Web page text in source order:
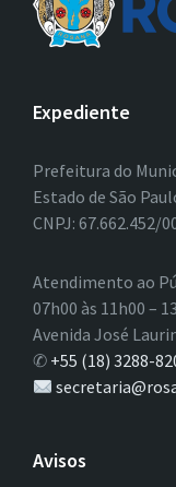
Expediente
Prefeitura do
Estado de São
CNPJ: 67.662.452/
Atendimento ao
07h00 às 11h00 –
Avenida José
✆ +55 (18) 3288-
Avisos